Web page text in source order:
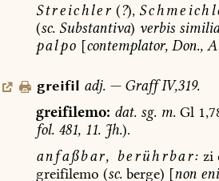
Streichler (?),
(sc. Substantiva) verbis
palpo [contemplator, Don.,
greifil adj. —GraffIV,319.
greifilemo: dat.sg.m.Gl
fol. 481,11.Jh.).
anfaßbar, berührbar: zi
greifilemo (sc. berge) [non